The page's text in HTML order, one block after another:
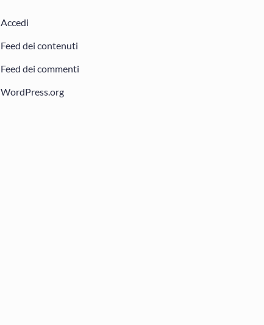
Accedi
Feed dei contenuti
Feed dei commenti
WordPress.org